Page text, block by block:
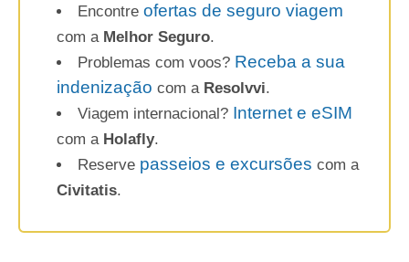
Encontre ofertas de seguro viagem
com a Melhor Seguro.
Problemas com voos? Receba a sua
indenização com a Resolvvi.
Viagem internacional? Internet e eSIM
com a Holafly.
Reserve passeios e excursões com a
Civitatis.